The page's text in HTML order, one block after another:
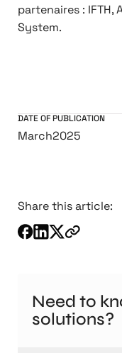
Share this article:
Need to
solutions?
partenaires : IFTH,
System.
DATE OF PUBLICATION
March2025